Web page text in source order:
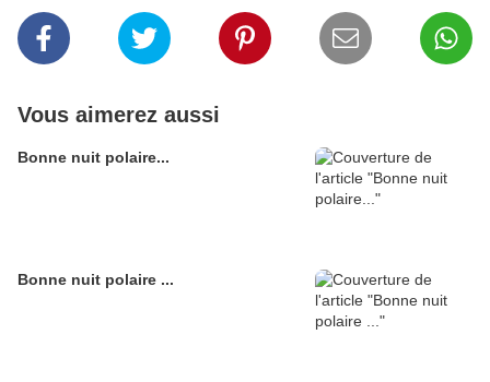
Vous aimerez aussi
Bonne nuit polaire...
Bonne nuit polaire ...